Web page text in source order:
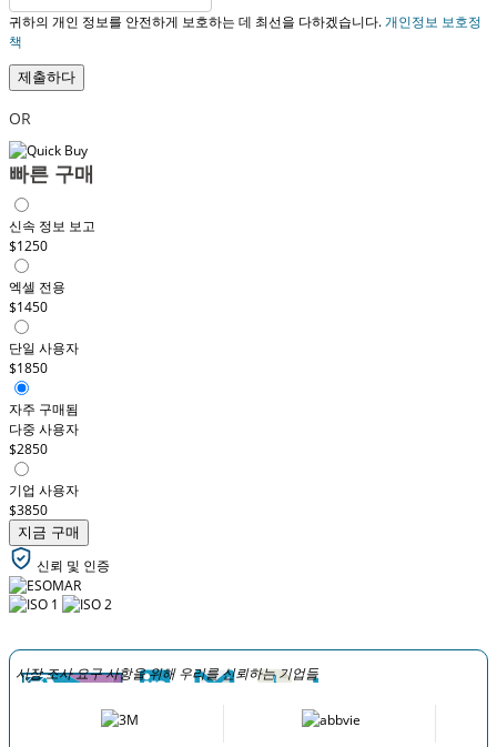
귀하의 개인 정보를 안전하게 보호하는 데 최선을 다하겠습니다.개인정보 보호정
책
제출하다
OR
빠른 구매
신속 정보 보고
$1250
엑셀 전용
$1450
단일 사용자
$1850
자주 구매됨
다중 사용자
$2850
기업 사용자
$3850
지금 구매
신뢰 및 인증
시장 조사 요구 사항을 위해 우리를 신뢰하는 기업들